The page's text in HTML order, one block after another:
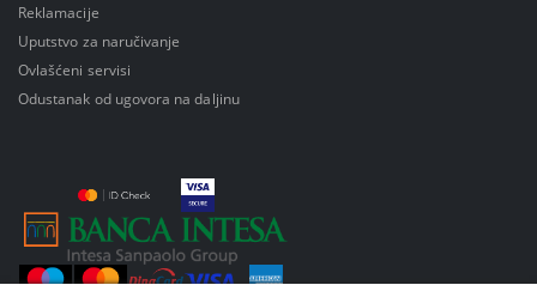
Reklamacije
Uputstvo za naručivanje
Ovlašćeni servisi
Odustanak od ugovora na daljinu